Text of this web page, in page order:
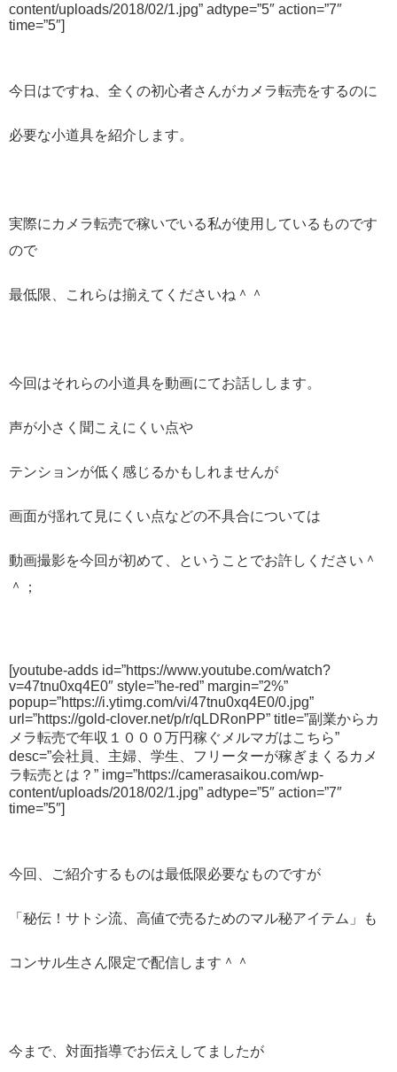
content/uploads/2018/02/1.jpg” adtype=”5″ action=”7″
time=”5″]
今日はですね、全くの初心者さんがカメラ転売をするのに
必要な小道具を紹介します。
実際にカメラ転売で稼いでいる私が使用しているものです
ので
最低限、これらは揃えてくださいね＾＾
今回はそれらの小道具を動画にてお話しします。
声が小さく聞こえにくい点や
テンションが低く感じるかもしれませんが
画面が揺れて見にくい点などの不具合については
動画撮影を今回が初めて、ということでお許しください＾
＾；
[youtube-adds id=”https://www.youtube.com/watch?
v=47tnu0xq4E0″ style=”he-red” margin=”2%”
popup=”https://i.ytimg.com/vi/47tnu0xq4E0/0.jpg”
url=”https://gold-clover.net/p/r/qLDRonPP” title=”副業からカ
メラ転売で年収１０００万円稼ぐメルマガはこちら”
desc=”会社員、主婦、学生、フリーターが稼ぎまくるカメ
ラ転売とは？” img=”https://camerasaikou.com/wp-
content/uploads/2018/02/1.jpg” adtype=”5″ action=”7″
time=”5″]
今回、ご紹介するものは最低限必要なものですが
「秘伝！サトシ流、高値で売るためのマル秘アイテム」も
コンサル生さん限定で配信します＾＾
今まで、対面指導でお伝えしてましたが